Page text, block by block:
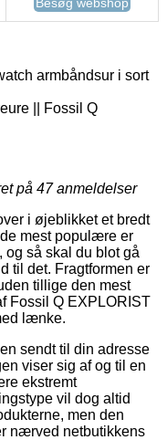
armbåndsur i sort
|| Fossil Q
på 47anmeldelser
i øjeblikket et bredt
mest populære er
og så skal du blot gå
til det. Fragtformen er
tillige den mest
Fossil Q EXPLORIST
lænke.
sendt til din adresse
viser sig af og til en
ekstremt
vil dog altid
men den
nærved netbutikkens